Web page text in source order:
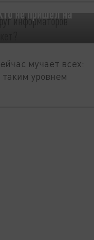
не пришёл на
мучает всех:
таким уровнем